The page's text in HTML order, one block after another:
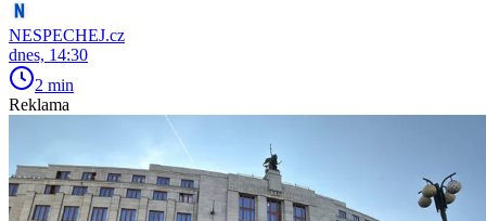
NESPECHEJ.cz
dnes, 14:30
2 min
Reklama